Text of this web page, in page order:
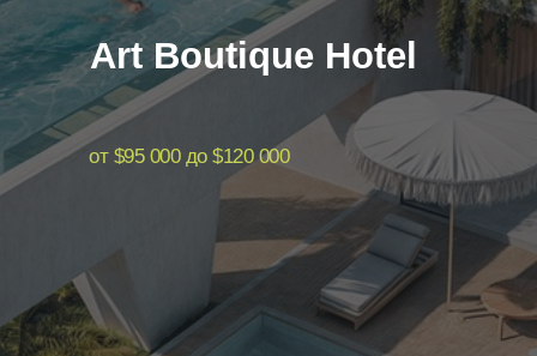
Art Boutique Hotel
от $95 000 до $120 000